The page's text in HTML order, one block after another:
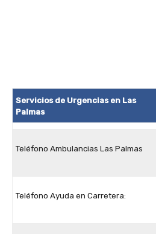
Servicios de Urgencias en Las
Palmas
Teléfono Ambulancias Las Palmas
Teléfono Ayuda en Carretera: